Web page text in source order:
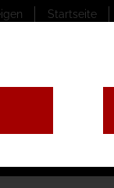
Startseite